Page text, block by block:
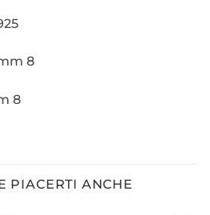
8
8
PIACERTI ANCHE